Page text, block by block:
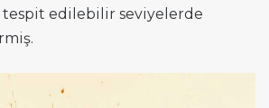
tespit edilebilir seviyelerde